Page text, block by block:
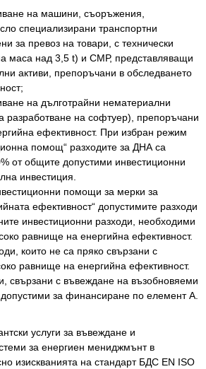
на машини, съоръжения,
специализирани транспортни
за превоз на товари, с технически
маса над 3,5 t) и СМР, представляващи
активи, препоръчани в обследването
на дълготрайни нематериални
разработване на софтуер), препоръчани
ефективност. При избран режим
помощ“ разходите за ДНА са
от общите допустими инвестиционни
инвестиция.
помощи за мерки за
ефективност“ допустимите разходи
инвестиционни разходи, необходими
равнище на енергийна ефективност.
които не са пряко свързани с
равнище на енергийна ефективност.
свързани с въвеждане на възобновяеми
за финансиране по елемент А.
услуги за въвеждане и
за енергиен мениджмънт в
изискванията на стандарт БДС EN ISO